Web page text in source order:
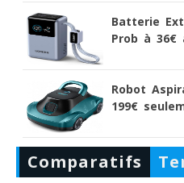
Batterie
Prob à 36€
Robot
199€
Comparatifs